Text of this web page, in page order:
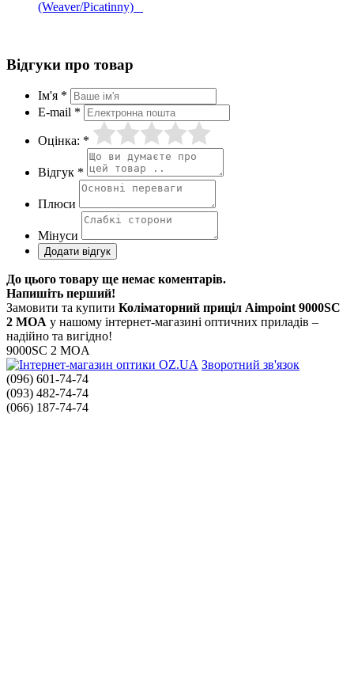
(Weaver/Picatinny)
Відгуки про товар
Ім'я *
E-mail *
Оцінка: *
Відгук *
Плюси
Мінуси
До цього товару ще немає коментарів.
Напишіть перший!
Замовити та купити Коліматорний приціл Aimpoint 9000SC
2 MOA у нашому інтернет-магазині оптичних приладів –
надійно та вигідно!
9000SC 2 MOA
Зворотний зв'язок
(096) 601-74-74
(093) 482-74-74
(066) 187-74-74